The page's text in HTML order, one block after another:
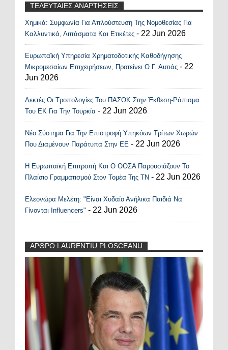
ΤΕΛΕΥΤΑΙΕΣ ΑΝΑΡΤΗΣΕΙΣ
Recent Posts Widget
Χημικά: Συμφωνία Για Απλούστευση Της Νομοθεσίας Για
Καλλυντικά, Λιπάσματα Και Ετικέτες - 22 Jun 2026
Ευρωπαϊκή Υπηρεσία Χρηματοδοτικής Καθοδήγησης
Μικρομεσαίων Επιχειρήσεων, Προτείνει Ο Γ. Αυτιάς - 22
Jun 2026
Δεκτές Οι Τροπολογίες Του ΠΑΣΟΚ Στην Έκθεση-Ράπισμα
Του ΕΚ Για Την Τουρκία - 22 Jun 2026
Νέο Σύστημα Για Την Επιστροφή Υπηκόων Τρίτων Χωρών
Που Διαμένουν Παράτυπα Στην ΕΕ - 22 Jun 2026
Η Ευρωπαϊκή Επιτροπή Και Ο ΟΟΣΑ Παρουσιάζουν Το
Πλαίσιο Γραμματισμού Στον Τομέα Της ΤΝ - 22 Jun 2026
Ελεονώρα Μελέτη: "Είναι Χυδαίο Ανήλικα Παιδιά Να
Γίνονται Influencers" - 22 Jun 2026
ΑΡΘΡΟ LAURENTIU PLOSCEANU